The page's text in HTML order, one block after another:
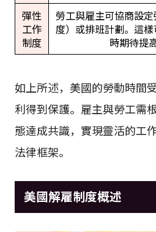
彈性
工作
制度
勞工與雇主可協商設
度）或排班計劃。這
時期待提
如上所述，美國的勞動時間
利得到保護。雇主與勞工需
態達成共識，實現靈活的工
法律框架。
美國解雇制度概述